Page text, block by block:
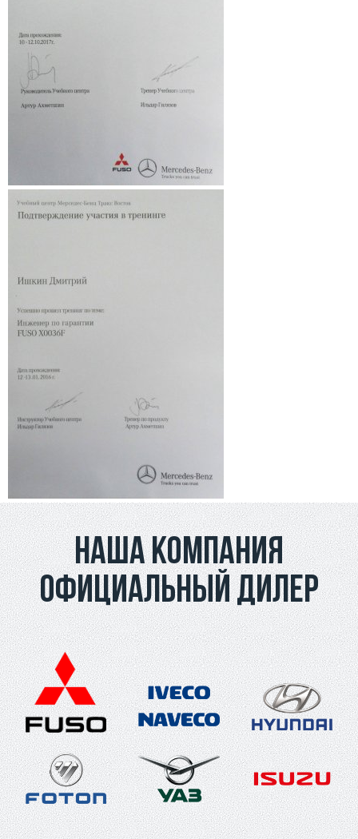
Наша компания
официальный дилер